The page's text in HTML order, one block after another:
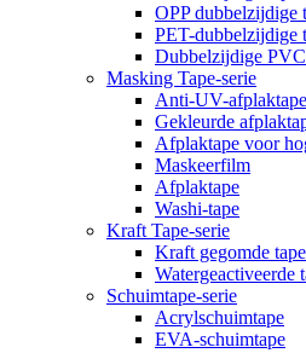
OPP dubbelzijdige
PET-dubbelzijdige
Dubbelzijdige
Masking Tape-serie
Anti-UV-afplaktape
Gekleurde
Afplaktape voor
Maskeerfilm
Afplaktape
Washi-tape
Kraft Tape-serie
Kraft gegomde tape
Watergeactiveerde
Schuimtape-serie
Acrylschuimtape
EVA-schuimtape